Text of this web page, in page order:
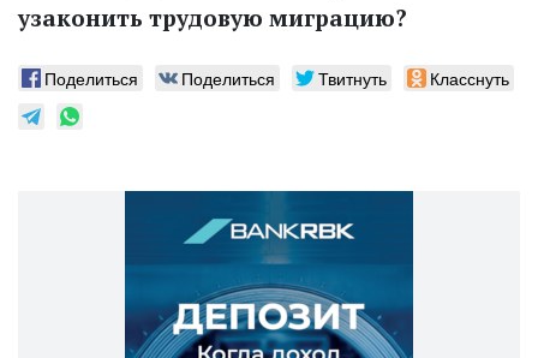
узаконить трудовую миграцию?
Поделиться Поделиться Твитнуть Класснуть